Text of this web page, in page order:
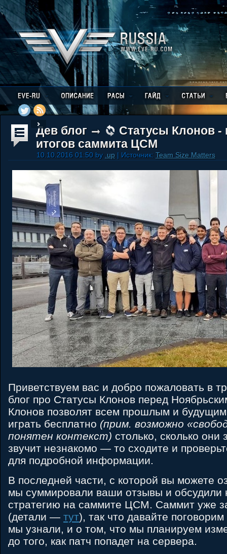
Дев блог
Статусы Клонов -
итогов саммита ЦСМ
10.10.2016 01:50 by .up | Источник: Team Size Matters
Приветствуем вас и добро пожаловать в
блог про Статусы Клонов перед
Клонов позволят всем прошлым и
играть бесплатно (прим. возможно
понятен контекст) столько, сколько они
звучит незнакомо — то сходите и
для подробной информации.
В последней части, с которой вы можете
мы суммировали ваши отзывы и
стратегию на саммите ЦСМ. Саммит уже
(детали — тут), так что давайте
мы узнали, и о том, что мы планируем
до того, как патч попадет на сервера.